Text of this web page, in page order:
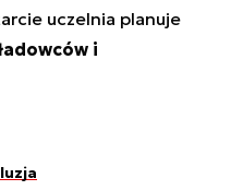
uczelnia planuje
i